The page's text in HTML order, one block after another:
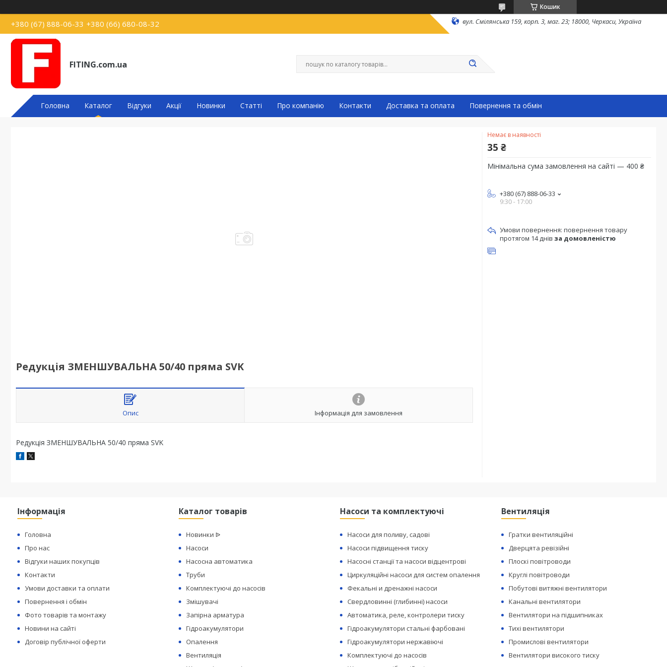
Кошик
+380 (67) 888-06-33 +380 (66) 680-08-32 вул. Смілянська 159, корп. 3, маг. 23; 18000, Черкаси, Україна
FITING.com.ua
Головна Каталог Відгуки Акції Новинки Статті Про компанію Контакти Доставка та оплата Повернення та обмін
Редукція ЗМЕНШУВАЛЬНА 50/40 пряма SVK
Опис Інформація для замовлення
Редукція ЗМЕНШУВАЛЬНА 50/40 пряма SVK
Немає в наявності
35 ₴
Мінімальна сума замовлення на сайті — 400 ₴
+380 (67) 888-06-33
9:30 - 17:00
повернення товару
протягом 14 днів за домовленістю
Інформація
Головна
Про нас
Відгуки наших покупців
Контакти
Умови доставки та оплати
Повернення і обмін
Фото товарів та монтажу
Новини на сайті
Договір публічної оферти
Каталог товарів
Новинки ᐉ
Насоси
Насосна автоматика
Труби
Комплектуючі до насосів
Змішувачі
Запірна арматура
Гідроакумулятори
Опалення
Вентиляція
Насоси та комплектуючі
Насоси для поливу, садові
Насоси підвищення тиску
Насосні станції та насоси відцентрові
Циркуляційні насоси для систем опалення
Фекальні и дренажні насоси
Свердловинні (глибинні) насоси
Автоматика, реле, контролери тиску
Гідроакумулятори стальні фарбовані
Гідроакумулятори нержавіючі
Комплектуючі до насосів
Вентиляція
Гратки вентиляційні
Дверцята ревізійні
Плоскі повітроводи
Круглі повітроводи
Побутові витяжні вентилятори
Канальні вентилятори
Вентилятори на підшипниках
Тихі вентилятори
Промислові вентилятори
Вентилятори високого тиску